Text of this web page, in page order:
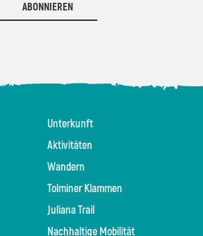
ABONNIEREN
Unterkunft
Aktivitäten
Wandern
Tolminer Klammen
Juliana Trail
Nachhaltige Mobilität